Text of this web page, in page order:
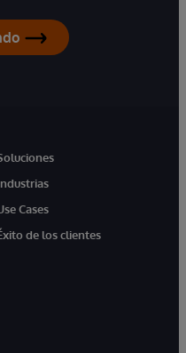
Cases
de los clientes